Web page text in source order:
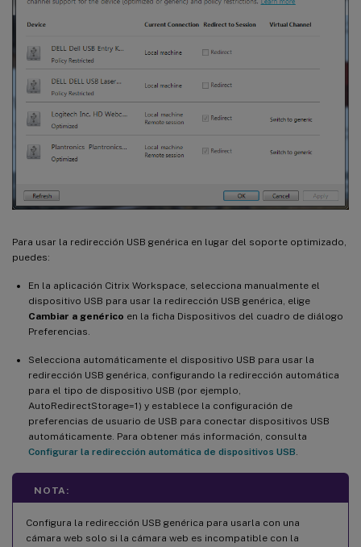
Para usar la redirección USB genérica en lugar del soporte optimizado,
puedes:
En la aplicación Citrix Workspace, selecciona manualmente el
dispositivo USB para usar la redirección USB genérica, elige
Cambiar a genérico en la ficha Dispositivos del cuadro de diálogo
Preferencias.
Selecciona automáticamente el dispositivo USB para usar la
redirección USB genérica, configurando la redirección automática
para el tipo de dispositivo USB (por ejemplo,
AutoRedirectStorage=1) y establece la configuración de
preferencias de usuario de USB para conectar dispositivos USB
automáticamente. Para obtener más información, consulta
Configurar la redirección automática de dispositivos USB.
NOTA:
Configura la redirección USB genérica para usarla con una
cámara web solo si la cámara web es incompatible con la